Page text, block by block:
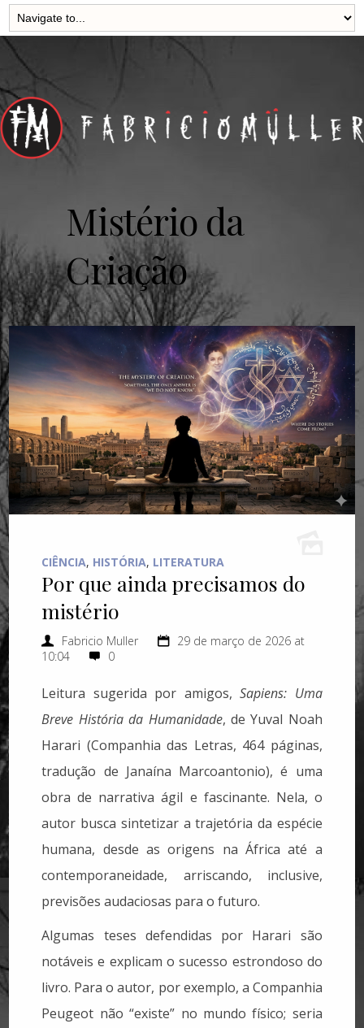
Mistério da
Criação
CIÊNCIA, HISTÓRIA, LITERATURA
Por que ainda precisamos do
mistério
Fabricio Muller
29 de março de 2026 at
10:04
0
Leitura sugerida por amigos,Sapiens: Uma
Breve História da Humanidade, de Yuval Noah
Harari (Companhia das Letras, 464 páginas,
tradução de Janaína Marcoantonio), é uma
obra de narrativa ágil e fascinante. Nela, o
autor busca sintetizar a trajetória da espécie
humana, desde as origens na África até a
contemporaneidade, arriscando, inclusive,
previsões audaciosas para o futuro.
Algumas teses defendidas por Harari são
notáveis e explicam o sucesso estrondoso do
livro. Para o autor, por exemplo, a Companhia
Peugeot não “existe” no mundo físico; seria